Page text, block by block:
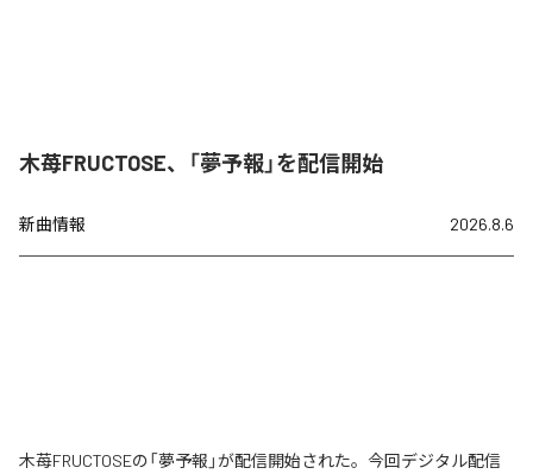
木苺FRUCTOSE、「夢予報」を配信開始
新曲情報 2026.8.6
木苺FRUCTOSEの「夢予報」が配信開始された。今回デジタル配信